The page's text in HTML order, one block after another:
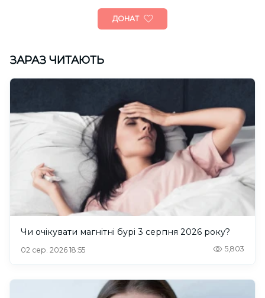
ДОНАТ
ЗАРАЗ ЧИТАЮТЬ
Чи очікувати магнітні бурі 3 серпня 2026 року?
02 сер. 2026 18:55 5,803